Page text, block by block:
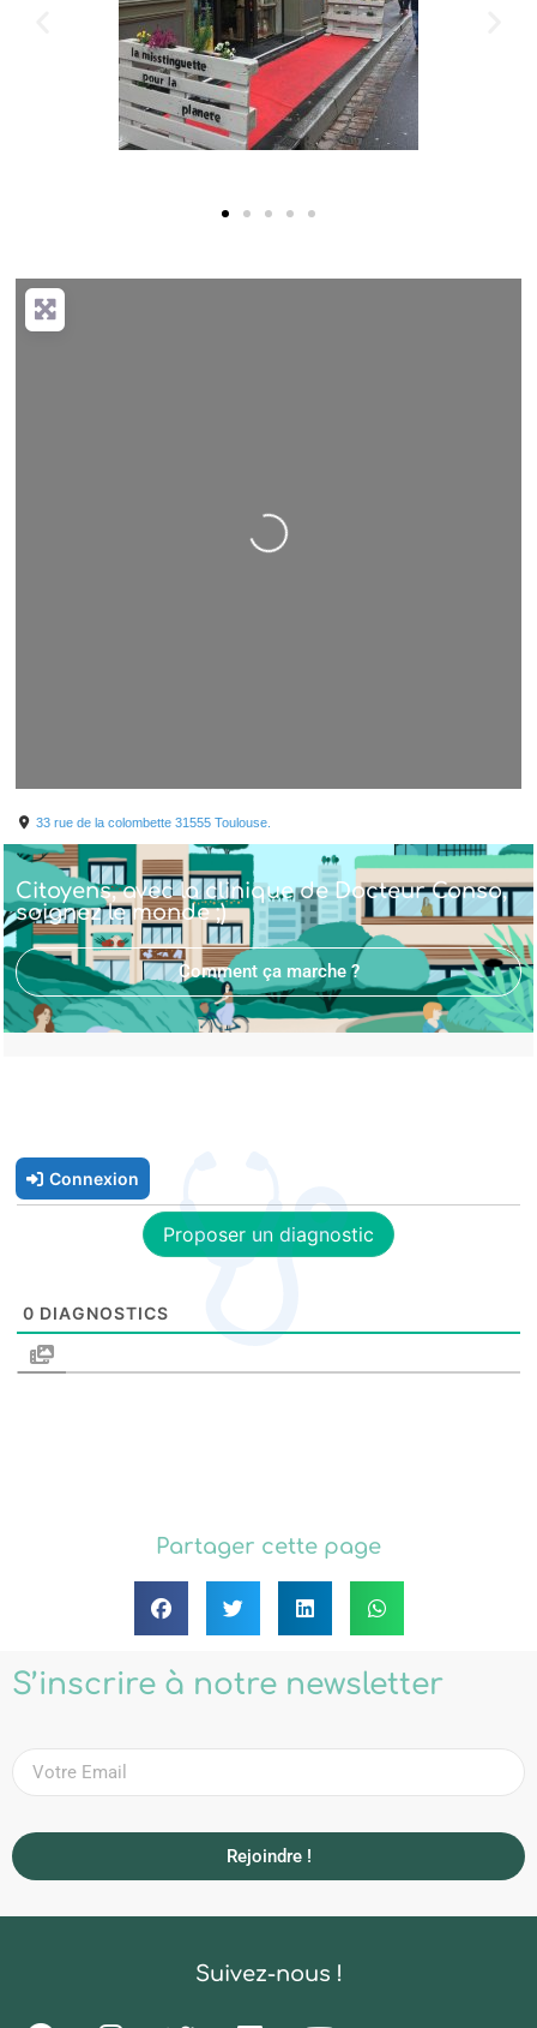
Chargement...
33 rue de la colombette 31555 Toulouse.
Citoyens, avec la clinique de Docteur Conso,
soignez le monde ;)
Comment ça marche ?
Connexion
Proposer un diagnostic
0 DIAGNOSTICS
Partager cette page
S’inscrire à notre newsletter
Rejoindre !
Suivez-nous !